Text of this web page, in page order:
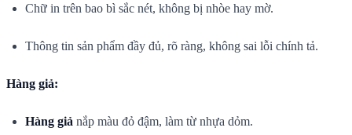
Chữ in trên bao bì sắc nét, không bị nhòe hay mờ.
Thông tin sản phẩm đầy đủ, rõ ràng, không sai lỗi chính tả.
Hàng giả:
Hàng giả nắp màu đỏ đậm, làm từ nhựa dỏm.